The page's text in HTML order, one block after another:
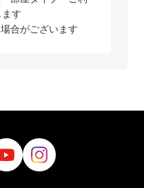
す
合がございます